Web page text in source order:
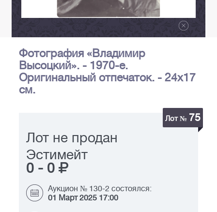
Фотография «Владимир
Высоцкий». - 1970-е.
Оригинальный отпечаток. - 24х17
см.
Лот № 75
Лот не продан
Эстимейт
0 - 0
Аукцион № 130-2 состоялся:
01 Март 2025 17:00